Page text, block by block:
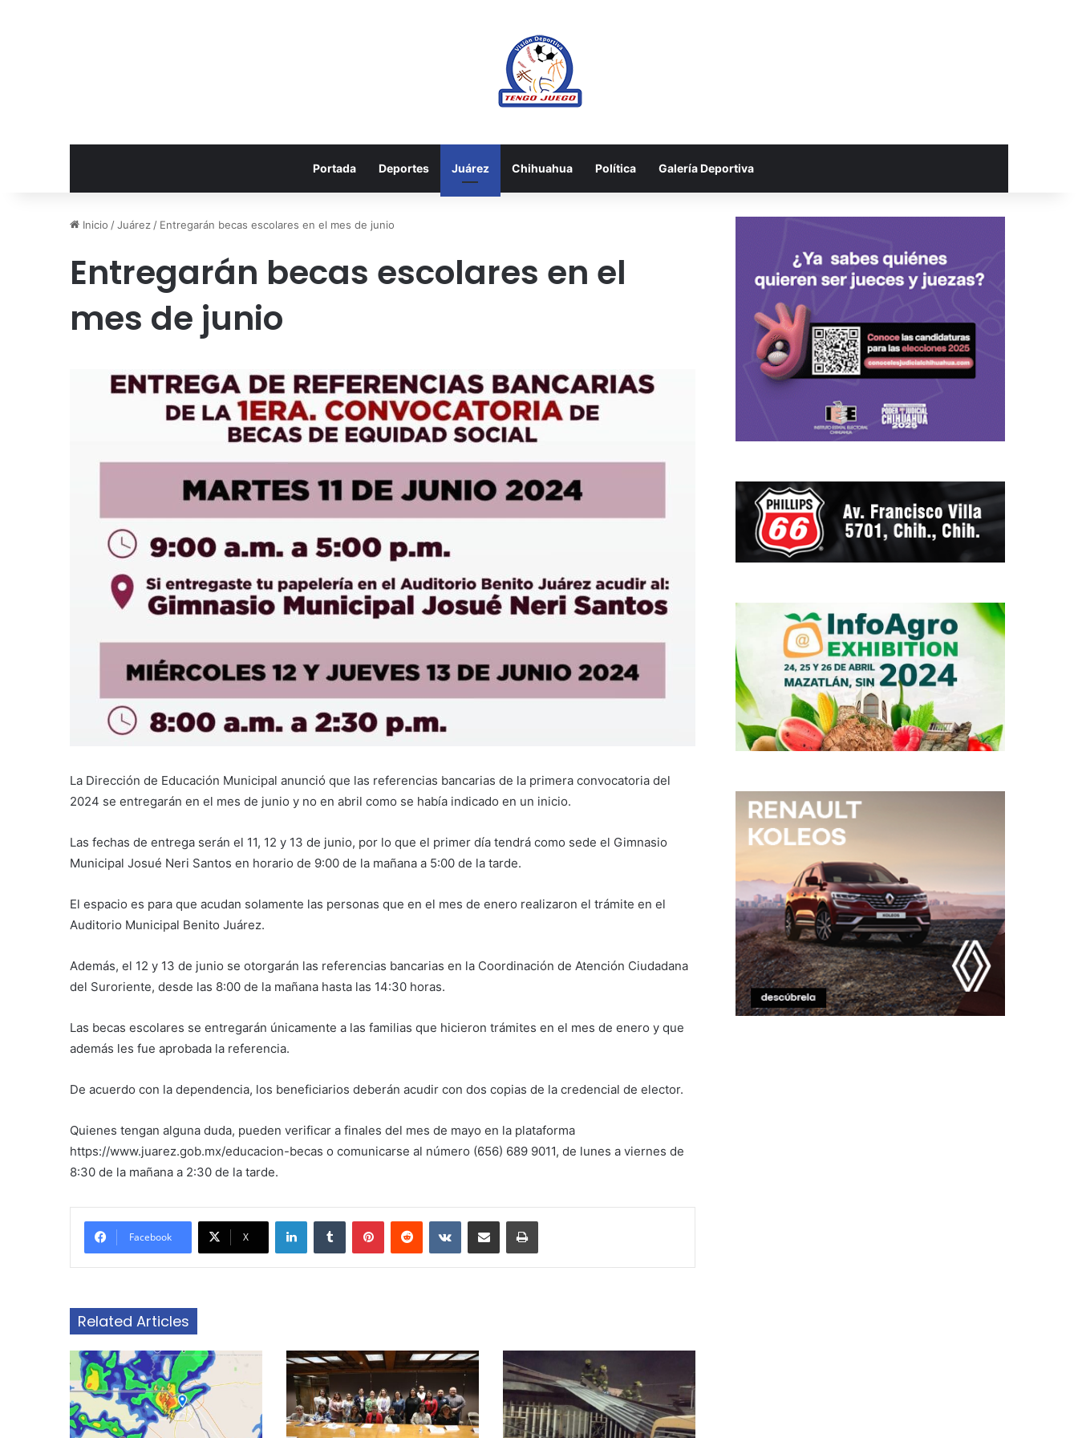
Portada Deportes Juárez Chihuahua Política Galería Deportiva
Inicio /Juárez / Entregarán becas escolares en el mes de junio
Entregarán becas escolares en el
mes de junio
La Dirección de Educación Municipal anunció que las referencias bancarias de la primera convocatoria del
2024 se entregarán en el mes de junio y no en abril como se había indicado en un inicio.
Las fechas de entrega serán el 11, 12 y 13 de junio, por lo que el primer día tendrá como sede el Gimnasio
Municipal Josué Neri Santos en horario de 9:00 de la mañana a 5:00 de la tarde.
El espacio es para que acudan solamente las personas que en el mes de enero realizaron el trámite en el
Auditorio Municipal Benito Juárez.
Además, el 12 y 13 de junio se otorgarán las referencias bancarias en la Coordinación de Atención Ciudadana
del Suroriente, desde las 8:00 de la mañana hasta las 14:30 horas.
Las becas escolares se entregarán únicamente a las familias que hicieron trámites en el mes de enero y que
además les fue aprobada la referencia.
De acuerdo con la dependencia, los beneficiarios deberán acudir con dos copias de la credencial de elector.
Quienes tengan alguna duda, pueden verificar a finales del mes de mayo en la plataforma
https://www.juarez.gob.mx/educacion-becas o comunicarse al número (656) 689 9011, de lunes a viernes de
8:30 de la mañana a 2:30 de la tarde.
Facebook X
LinkedInTumblr PinterestReddit VKontakteShare via Email Print
Related Articles